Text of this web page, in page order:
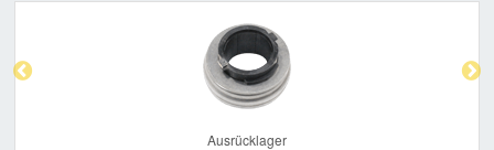
Ausrücklager